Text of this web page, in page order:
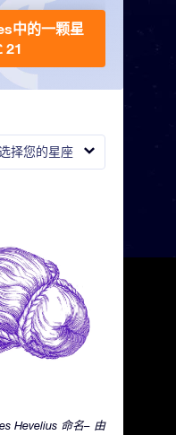
择您的星座
Hevelius 命名– 由
中的一颗星
21